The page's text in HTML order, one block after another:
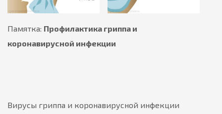
Памятка: Профилактика гриппа и
коронавирусной инфекции
Вирусы гриппа и коронавирусной инфекции